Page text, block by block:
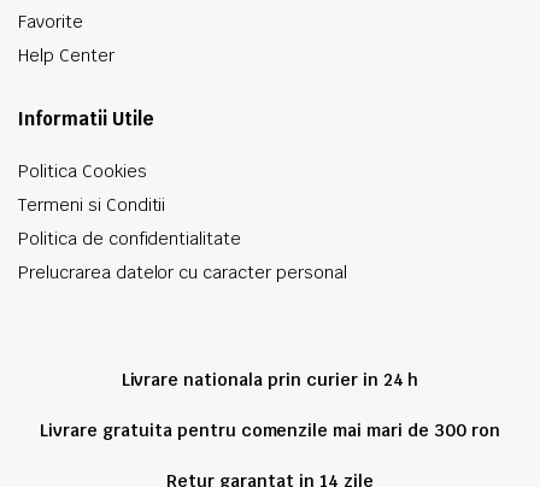
Favorite
Help Center
Informatii Utile
Politica Cookies
Termeni si Conditii
Politica de confidentialitate
Prelucrarea datelor cu caracter personal
Livrare nationala prin curier in 24 h
Livrare gratuita pentru comenzile mai mari de 300 ron
Retur garantat in 14 zile